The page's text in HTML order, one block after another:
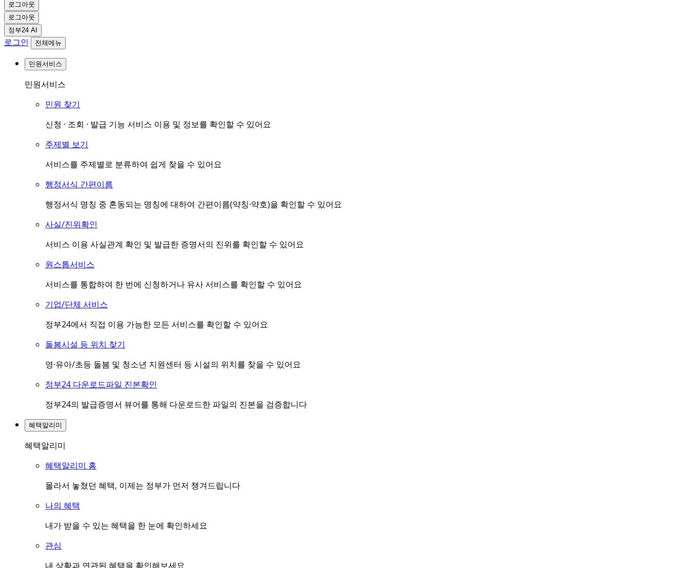
로그아웃
로그아웃
정부24 AI
로그인 전체메뉴
민원서비스
민원서비스
민원 찾기
신청 · 조회 · 발급 기능 서비스 이용 및 정보를 확인할 수 있어요
주제별 보기
서비스를 주제별로 분류하여 쉽게 찾을 수 있어요
행정서식 간편이름
행정서식 명칭 중 혼동되는 명칭에 대하여 간편이름(약칭·약호)을 확인할 수 있어요
사실/진위확인
서비스 이용 사실관계 확인 및 발급한 증명서의 진위를 확인할 수 있어요
원스톱서비스
서비스를 통합하여 한 번에 신청하거나 유사 서비스를 확인할 수 있어요
기업/단체 서비스
정부24에서 직접 이용 가능한 모든 서비스를 확인할 수 있어요
돌봄시설 등 위치 찾기
영·유아/초등 돌봄 및 청소년 지원센터 등 시설의 위치를 찾을 수 있어요
정부24 다운로드파일 진본확인
정부24의 발급증명서 뷰어를 통해 다운로드한 파일의 진본을 검증합니다
혜택알리미
혜택알리미
혜택알리미 홈
몰라서 놓쳤던 혜택, 이제는 정부가 먼저 챙겨드립니다
나의 혜택
내가 받을 수 있는 혜택을 한 눈에 확인하세요
관심
내 상황과 연관된 혜택을 확인해보세요